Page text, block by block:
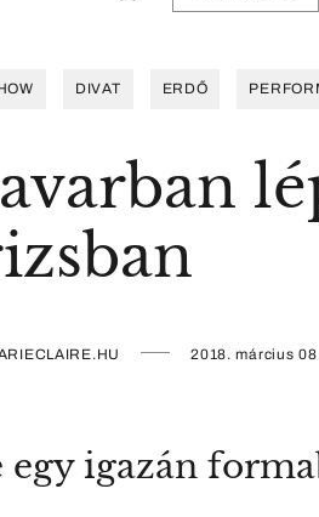
DIVAT ERDŐ
2018. március 08.
egy igazán